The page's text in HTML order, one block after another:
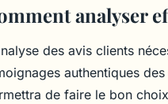
analyser
des avis clients
authentiques
de faire le bon